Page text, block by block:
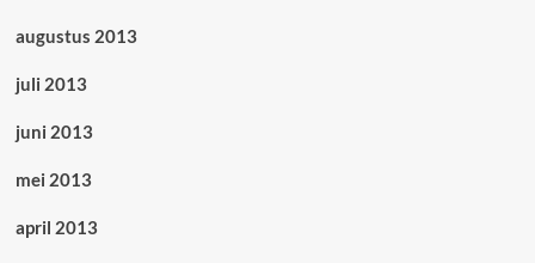
augustus 2013
juli 2013
juni 2013
mei 2013
april 2013